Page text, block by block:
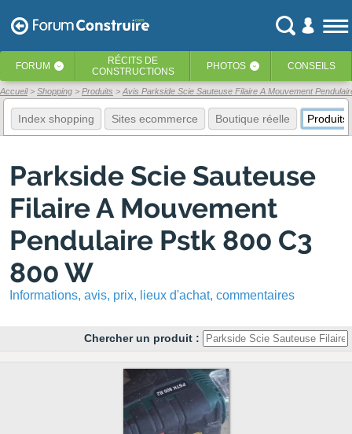
FORUM ‹ RÉCITS DE
CONSTRUCTIONS
PHOTOS ‹ CONSEILS
Accueil Shopping Produits Avis Parkside Scie Sauteuse Filaire A Mouvement
Index shopping Sites ecommerce Boutique réelle Produits
Parkside Scie Sauteuse
Filaire A Mouvement
Pendulaire Pstk 800 C3
800 W
Informations, avis, prix, lieux d'achat, commentaires
Chercher un produit :